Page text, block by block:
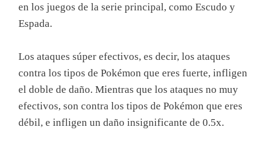
en los juegos de la serie principal, como Escudo y
Espada.
Los ataques súper efectivos, es decir, los ataques
contra los tipos de Pokémon que eres fuerte, infligen
el doble de daño. Mientras que los ataques no muy
efectivos, son contra los tipos de Pokémon que eres
débil, e infligen un daño insignificante de 0.5x.